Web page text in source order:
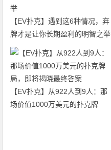
【EV扑克】遇到这6种情况，弃
牌才是让你长期盈利的明智之举
【EV扑克】从922人到9人：那
场价值1000万美元的扑克牌